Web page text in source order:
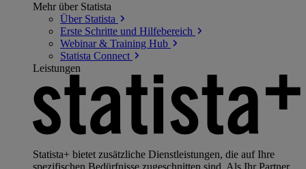
Mehr über Statista
Über Statista
Erste Schritte und Hilfebereich
Webinar & Training Hub
Statista Connect
Leistungen
Statista+ bietet zusätzliche Dienstleistungen, die auf Ihre
spezifischen Bedürfnisse zugeschnitten sind. Als Ihr Partner